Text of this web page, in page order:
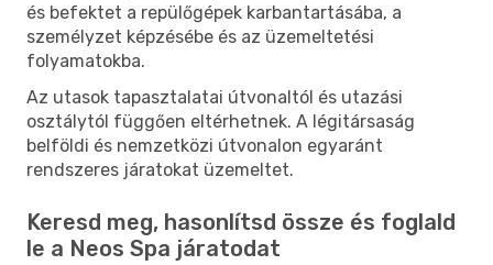
és befektet a repülőgépek karbantartásába, a
személyzet képzésébe és az üzemeltetési
folyamatokba.
Az utasok tapasztalatai útvonaltól és utazási
osztálytól függően eltérhetnek. A légitársaság
belföldi és nemzetközi útvonalon egyaránt
rendszeres járatokat üzemeltet.
Keresd meg, hasonlítsd össze és foglald
le a Neos Spa járatodat